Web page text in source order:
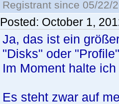
Registrant since 05/22/
Posted: October 1,
Ja, das ist ein
"Disks" oder
Im Moment halte
Es steht zwar auf